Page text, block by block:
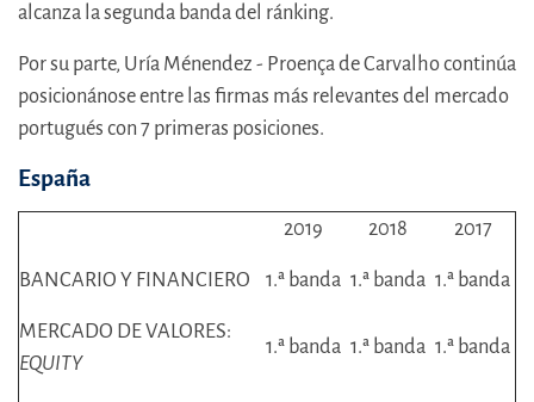
alcanza la segunda banda del ránking.
Por su parte, Uría Ménendez - Proença de Carvalho continúa
posicionánose entre las firmas más relevantes del mercado
portugués con 7 primeras posiciones.
España
2019 2018 2017
BANCARIO Y FINANCIERO 1.ª banda 1.ª banda 1.ª banda
MERCADO DE VALORES:
EQUITY
1.ª banda 1.ª banda 1.ª banda